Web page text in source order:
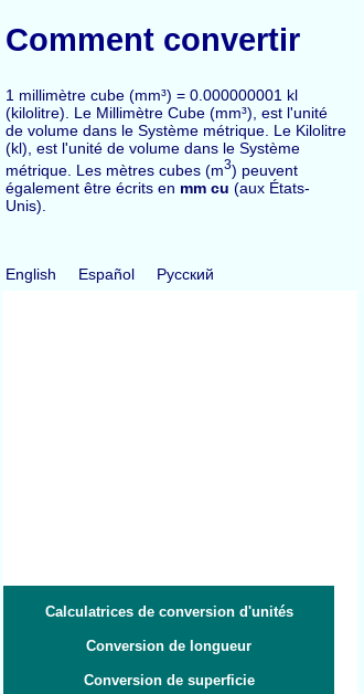
Comment convertir
1 millimètre cube (mm³) = 0.000000001 kl
(kilolitre). Le Millimètre Cube (mm³), est l'unité
de volume dans le Système métrique. Le Kilolitre
(kl), est l'unité de volume dans le Système
métrique. Les mètres cubes (m3) peuvent
également être écrits en mm cu (aux États-
Unis).
English Español Русский
Calculatrices de conversion d'unités
Conversion de longueur
Conversion de superficie